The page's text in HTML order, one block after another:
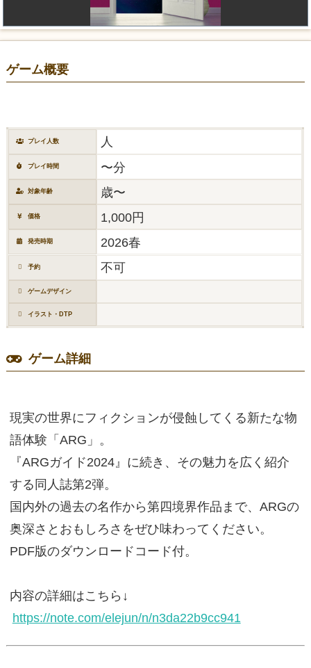
ゲーム概要
プレイ人数 人
プレイ時間 〜分
対象年齢 歳〜
価格 1,000円
発売時期 2026春
予約 不可
ゲームデザイン
イラスト・DTP
ゲーム詳細
現実の世界にフィクションが侵蝕してくる新たな物
語体験「ARG」。
『ARGガイド2024』に続き、その魅力を広く紹介
する同人誌第2弾。
国内外の過去の名作から第四境界作品まで、ARGの
奥深さとおもしろさをぜひ味わってください。
PDF版のダウンロードコード付。
内容の詳細はこちら↓
https://note.com/elejun/n/n3da22b9cc941